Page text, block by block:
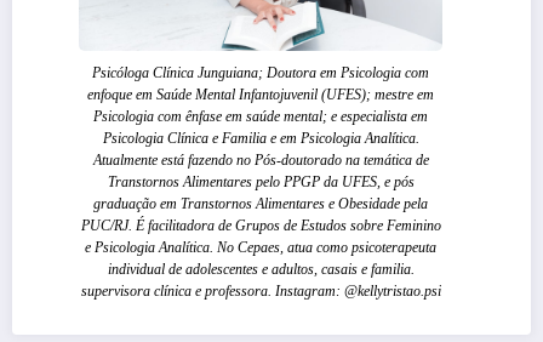
Psicóloga Clínica Junguiana; Doutora em Psicologia com
enfoque em Saúde Mental Infantojuvenil (UFES); mestre em
Psicologia com ênfase em saúde mental; e especialista em
Psicologia Clínica e Familia e em Psicologia Analítica.
Atualmente está fazendo no Pós-doutorado na temática de
Transtornos Alimentares pelo PPGP da UFES, e pós
graduação em Transtornos Alimentares e Obesidade pela
PUC/RJ. É facilitadora de Grupos de Estudos sobre Feminino
e Psicologia Analítica. No Cepaes, atua como psicoterapeuta
individual de adolescentes e adultos, casais e familia.
supervisora clínica e professora. Instagram: @kellytristao.psi